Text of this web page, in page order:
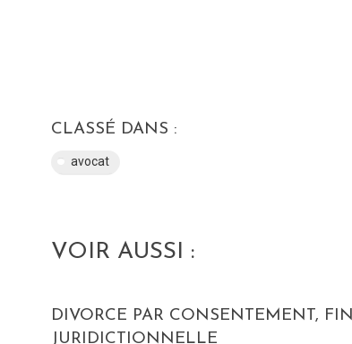
CLASSÉ DANS :
avocat
VOIR AUSSI :
DIVORCE PAR CONSENTEMENT,
JURIDICTIONNELLE